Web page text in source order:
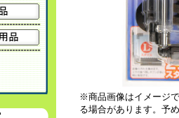
※商品画像はイメージ
る場合があります。予